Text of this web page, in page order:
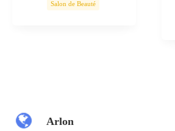
Salon de Beauté
Arlon